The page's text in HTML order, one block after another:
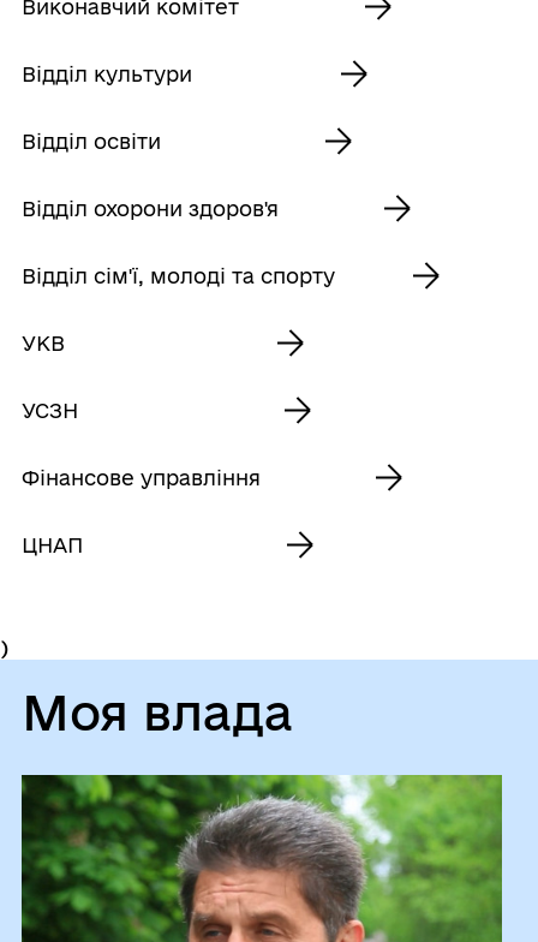
Виконавчий комітет
Відділ культури
Відділ освіти
Відділ охорони здоров'я
Відділ сім'ї, молоді та спорту
УКВ
УСЗН
Фінансове управління
ЦНАП
)
Моя влада